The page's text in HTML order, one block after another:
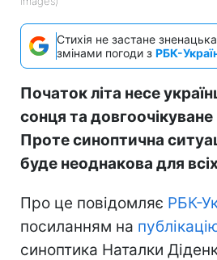
Стихія не застане
змінами погоди з РБК-
Початок літа несе
сонця та довгоочікуване
Проте синоптична
буде неоднакова для
Про це повідомляє РБК-
посиланням на
синоптика Наталки